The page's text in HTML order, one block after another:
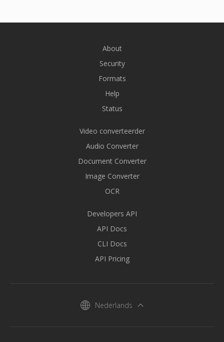
About
Security
Formats
Help
Status
Video converteerder
Audio Converter
Document Converter
Image Converter
OCR
Developers API
API Docs
CLI Docs
API Pricing
Nederlands